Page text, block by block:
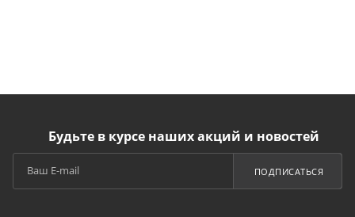
Будьте в курсе наших акций и новостей
ПОДПИСАТЬСЯ